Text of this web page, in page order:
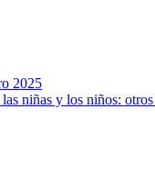
2025
niñas y los niños: